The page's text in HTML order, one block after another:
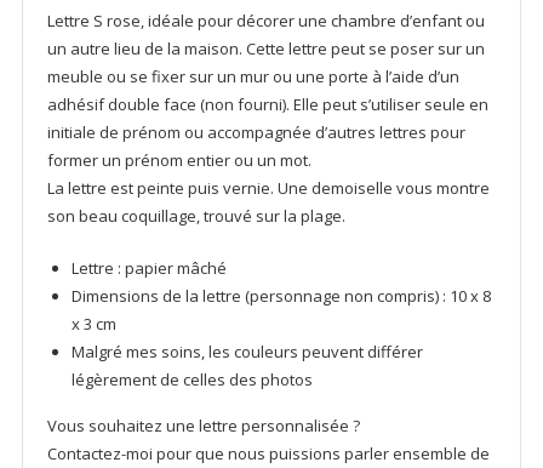
Lettre S rose, idéale pour décorer une chambre d’enfant ou
un autre lieu de la maison. Cette lettre peut se poser sur un
meuble ou se fixer sur un mur ou une porte à l’aide d’un
adhésif double face (non fourni). Elle peut s’utiliser seule en
initiale de prénom ou accompagnée d’autres lettres pour
former un prénom entier ou un mot.
La lettre est peinte puis vernie. Une demoiselle vous montre
son beau coquillage, trouvé sur la plage.
Lettre : papier mâché
Dimensions de la lettre (personnage non compris) : 10 x 8
x 3 cm
Malgré mes soins, les couleurs peuvent différer
légèrement de celles des photos
Vous souhaitez une lettre personnalisée ?
Contactez-moi pour que nous puissions parler ensemble de